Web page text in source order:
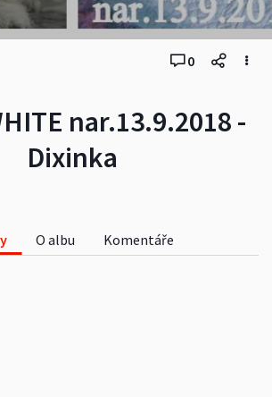
nar.13.9.2018 -
Dixinka
0
O albu Komentáře